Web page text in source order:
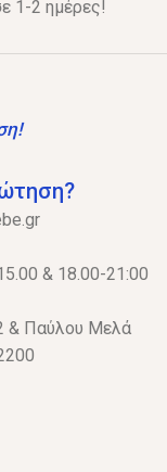
1-2 ημέρες!
& 18.00-21:00
& Παύλου Μελά